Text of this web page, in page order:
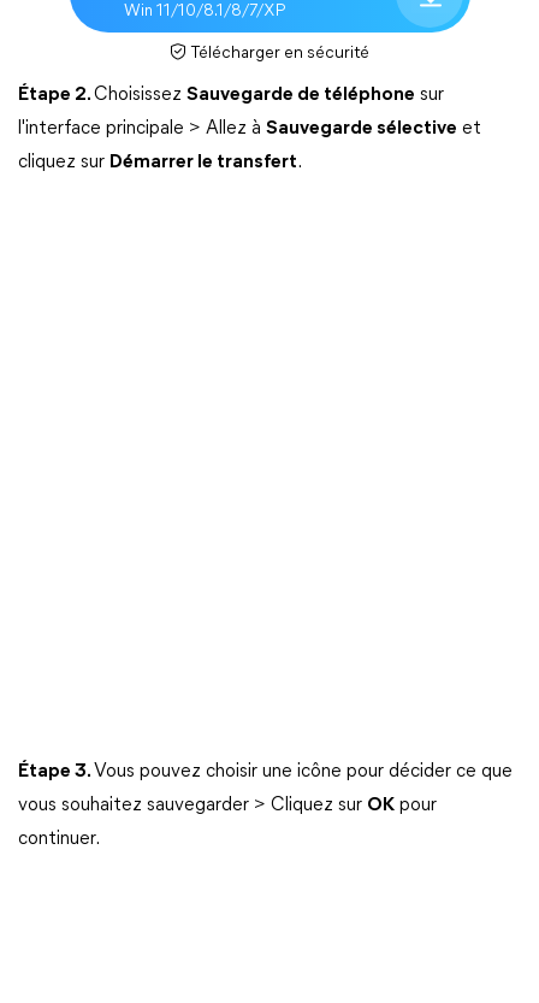
Win 11/10/8.1/8/7/XP
Télécharger en sécurité
Étape 2.Choisissez Sauvegarde de téléphone sur
l'interface principale > Allez à Sauvegarde sélective et
cliquez sur Démarrer le transfert.
Étape 3. Vous pouvez choisir une icône pour décider ce que
vous souhaitez sauvegarder > Cliquez sur OK pour
continuer.